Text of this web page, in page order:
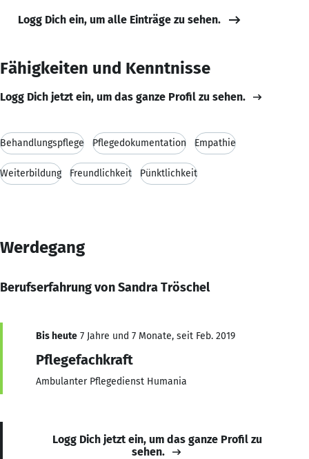
Logg Dich ein, um alle Einträge zu sehen.
Fähigkeiten und Kenntnisse
Logg Dich jetzt ein, um das ganze Profil zu sehen.
Behandlungspflege Pflegedokumentation Empathie
Weiterbildung Freundlichkeit Pünktlichkeit
Werdegang
Berufserfahrung von Sandra Tröschel
Bis heute 7 Jahre und 7 Monate, seit Feb. 2019
Pflegefachkraft
Ambulanter Pflegedienst Humania
Logg Dich jetzt ein, um das ganze Profil zu
sehen.